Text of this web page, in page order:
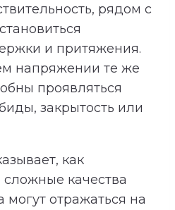
рядом с
и притяжения.
напряжении те же
проявляться
закрытость или
как
качества
могут отражаться на